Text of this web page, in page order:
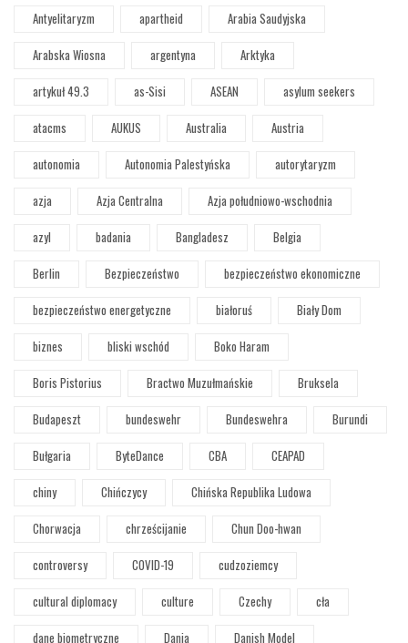
Antyelitaryzm
apartheid
Arabia Saudyjska
Arabska Wiosna
argentyna
Arktyka
artykuł 49.3
as-Sisi ASEAN
asylum seekers
atacms
AUKUS Australia
Austria
autonomia
Autonomia Palestyńska
autorytaryzm
azja
Azja Centralna
Azja południowo-wschodnia
azyl
badania Bangladesz
Belgia
Berlin
Bezpieczeństwo
bezpieczeństwo ekonomiczne
bezpieczeństwo energetyczne
białoruś
Biały Dom
biznes
bliski wschód
Boko Haram
Boris Pistorius
Bractwo Muzułmańskie
Bruksela
Budapeszt
bundeswehr Bundeswehra
Burundi
Bułgaria
ByteDance CBA
CEAPAD
chiny
Chińczycy
Chińska Republika Ludowa
Chorwacja
chrześcijanie
Chun Doo-hwan
controversy
COVID-19
cudzoziemcy
cultural diplomacy
culture Czechy
cła
dane biometryczne
Dania Danish Model